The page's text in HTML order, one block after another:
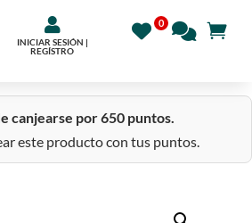

INICIAR SESIÓN |
REGÍSTRO
canjearse por 650 puntos.
este producto con tus puntos.